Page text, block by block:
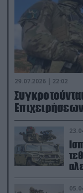
29.07.2026 | 22:02